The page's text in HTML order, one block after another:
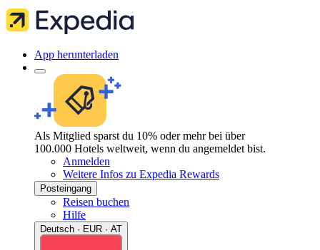
App herunterladen
Als Mitglied sparst du 10% oder mehr bei über
100.000 Hotels weltweit, wenn du angemeldet bist.
Anmelden
Weitere Infos zu Expedia Rewards
Posteingang
Reisen buchen
Hilfe
Deutsch · EUR · AT